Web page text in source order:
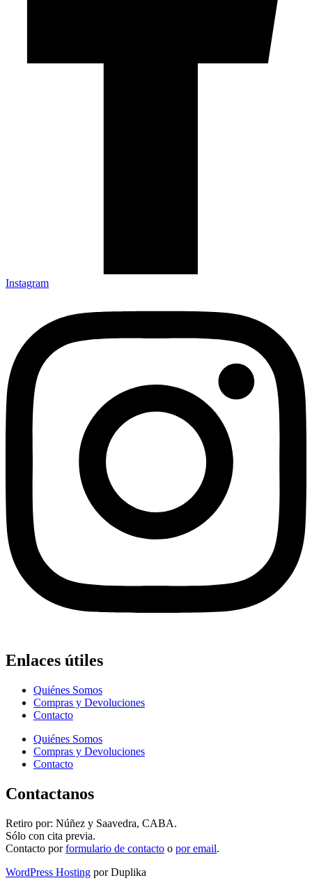
Instagram
Enlaces útiles
Quiénes Somos
Compras y Devoluciones
Contacto
Quiénes Somos
Compras y Devoluciones
Contacto
Contactanos
Retiro por: Núñez y Saavedra, CABA.
Sólo con cita previa.
Contacto porformulario de contacto o por email.
WordPress Hosting por Duplika